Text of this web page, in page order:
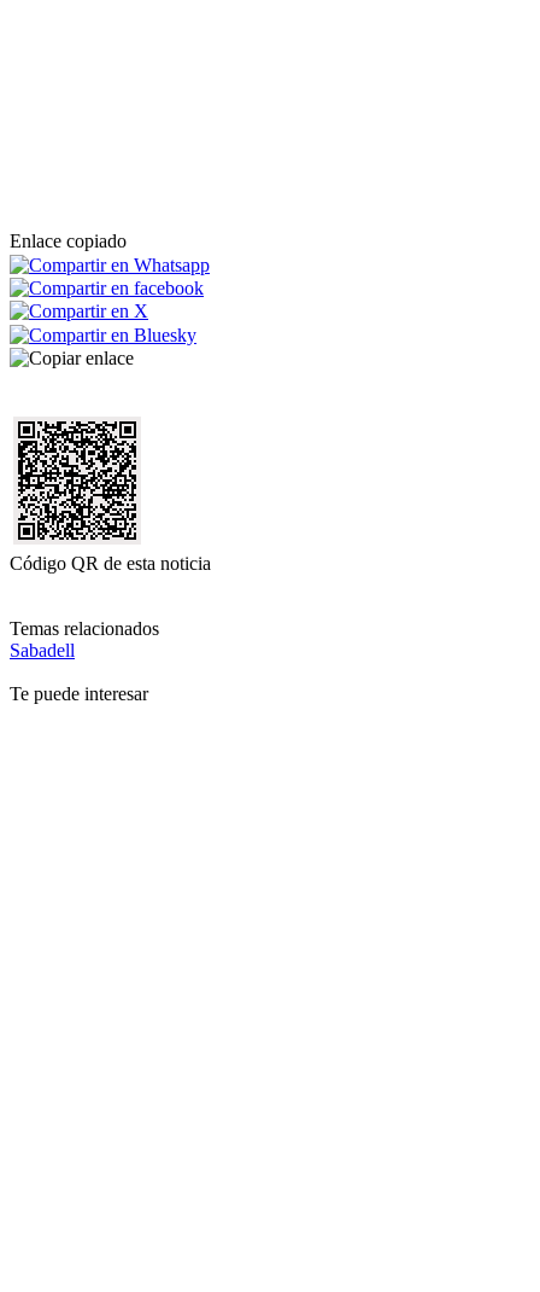
Enlace copiado
Código QR de esta noticia
Temas relacionados
Sabadell
Te puede interesar